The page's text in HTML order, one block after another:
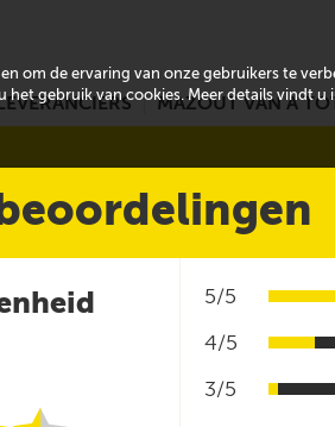
MAZOUT VAN A
5/5
4/5
3/5
om de ervaring van onze gebruikers te
gebruik van cookies. Meer details vindt u